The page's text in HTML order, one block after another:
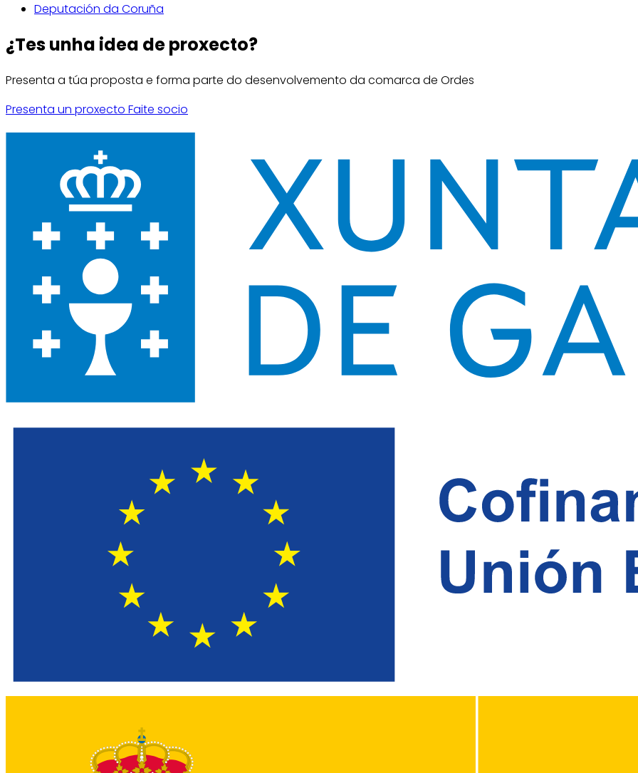
Deputación da Coruña
¿Tes unha idea de proxecto?
Presenta a túa proposta e forma parte do desenvolvemento da comarca de Ordes
Presenta un proxecto Faite socio